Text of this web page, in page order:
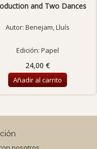
and Two Dances
Autor: Benejam, Lluís
Edición: Papel
24,00 €
Añadir al carrito